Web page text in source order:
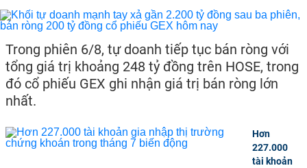
Trong phiên 6/8, tự doanh tiếp tục bán ròng với
tổng giá trị khoảng 248 tỷ đồng trên HOSE, trong
đó cổ phiếu GEX ghi nhận giá trị bán ròng lớn
nhất.
Hơn
227.000
tài khoản